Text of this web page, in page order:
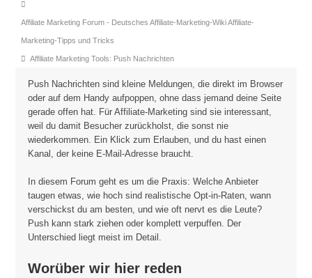
Forum-
Breadcrumbs
-
Du
hier:
Affiliate Marketing Forum - Deutsches Affiliate-Marketing-Wiki Affiliate-
Marketing-Tipps und Tricks
Affiliate Marketing Tools: Push Nachrichten
Push Nachrichten sind kleine Meldungen, die direkt im Browser
oder auf dem Handy aufpoppen, ohne dass jemand deine Seite
gerade offen hat. Für Affiliate-Marketing sind sie interessant,
weil du damit Besucher zurückholst, die sonst nie
wiederkommen. Ein Klick zum Erlauben, und du hast einen
Kanal, der keine E-Mail-Adresse braucht.
In diesem Forum geht es um die Praxis: Welche Anbieter
taugen etwas, wie hoch sind realistische Opt-in-Raten, wann
verschickst du am besten, und wie oft nervt es die Leute?
Push kann stark ziehen oder komplett verpuffen. Der
Unterschied liegt meist im Detail.
Worüber wir hier reden